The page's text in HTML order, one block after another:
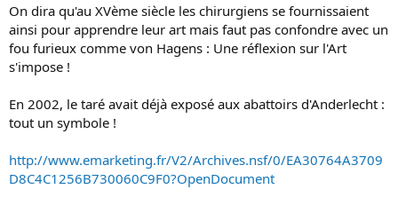
On dira qu'au XVème siècle les chirurgiens se fournissaient
ainsi pour apprendre leur art mais faut pas confondre avec un
fou furieux comme von Hagens : Une réflexion sur l'Art
s'impose !
En 2002, le taré avait déjà exposé aux abattoirs d'Anderlecht :
tout un symbole !
http://www.emarketing.fr/V2/Archives.nsf/0/EA30764A3709
D8C4C1256B730060C9F0?OpenDocument